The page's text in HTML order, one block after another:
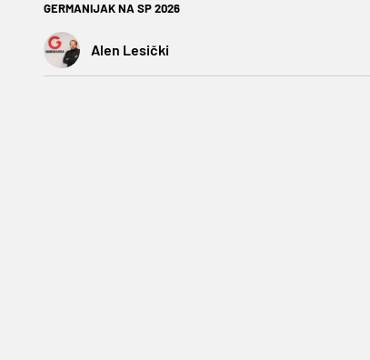
GERMANIJAK NA SP 2026
Alen Lesički